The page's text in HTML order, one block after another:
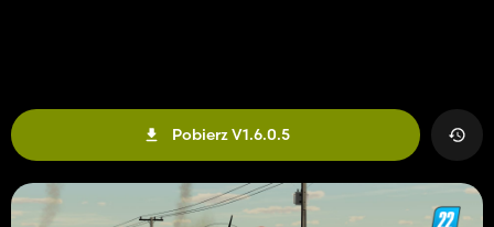
Pobierz V1.6.0.5